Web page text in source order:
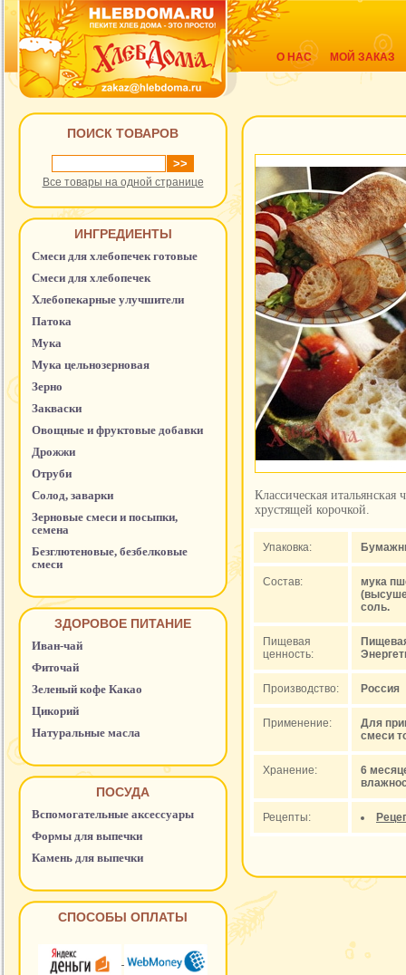
О НАС МОЙ ЗАКАЗ
ПОИСК ТОВАРОВ
Все товары на одной странице
ИНГРЕДИЕНТЫ
Смеси для хлебопечек готовые
Смеси для хлебопечек
Хлебопекарные улучшители
Патока
Мука
Мука цельнозерновая
Зерно
Закваски
Овощные и фруктовые добавки
Дрожжи
Отруби
Солод, заварки
Зерновые смеси и посыпки,
семена
Безглютеновые, безбелковые
смеси
ЗДОРОВОЕ ПИТАНИЕ
Иван-чай
Фиточай
Зеленый кофе Какао
Цикорий
Натуральные масла
ПОСУДА
Вспомогательные аксессуары
Формы для выпечки
Камень для выпечки
СПОСОБЫ ОПЛАТЫ
Классическая
хрустящей корочкой.
Упаковка:
Состав:
мука
соль.
Пищевая
ценность:
Производство: Россия
Применение:
Для
смеси
Хранение:
6
Рецепты: